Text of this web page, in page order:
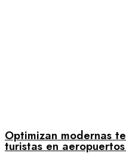
Optimizan modernas
turistas en